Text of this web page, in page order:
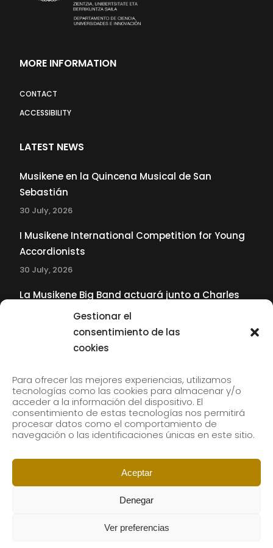
Gestionar el
consentimiento de las
cookies
Para ofrecer las mejores experiencias, utilizamos
tecnologías como las cookies para almacenar y/o
acceder a la información del dispositivo. El
consentimiento de estas tecnologías nos permitirá
procesar datos como el comportamiento de
navegación o las identificaciones únicas en este sitio.
Aceptar
Denegar
Ver preferencias
MORE INFORMATION
CONTACT
ACCESSIBILITY
LATEST NEWS
Musikene en la Quincena Musical de San
Sebastián
30 July, 2026
I Musikene International Competition for Young
Accordionists
30 July, 2026
La Musikene Big Band actuará junto a Charles
Tolliver en el 61 Jazzaldia
Subscribe to our newsletter to receive our news by
email.